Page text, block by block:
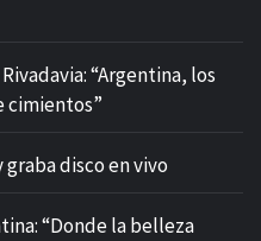
“Argentina, los
cimientos”
graba disco en vivo
“Donde la belleza